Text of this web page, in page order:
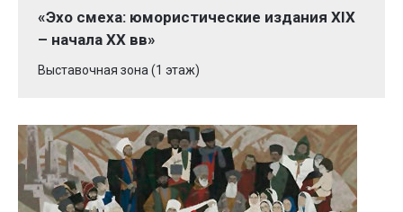
«Эхо смеха: юмористические издания XIX
– начала XX вв»
Выставочная зона (1 этаж)